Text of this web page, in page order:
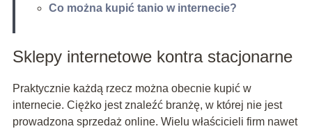
Co można kupić tanio w internecie?
Sklepy internetowe kontra stacjonarne
Praktycznie każdą rzecz można obecnie kupić w
internecie. Ciężko jest znaleźć branżę, w której nie jest
prowadzona sprzedaż online. Wielu właścicieli firm nawet